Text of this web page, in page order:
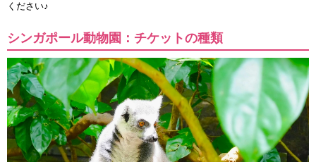
ください♪
シンガポール動物園：チケットの種類